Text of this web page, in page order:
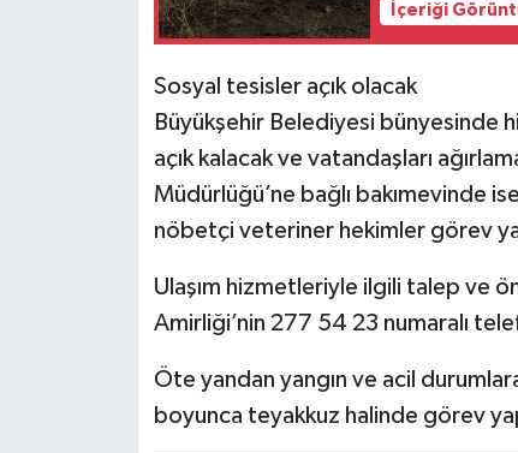
İçeriği
Sosyal tesisler açık olacak
Büyükşehir Belediyesi bünyesinde
açık kalacak ve vatandaşları
Müdürlüğü’ne bağlı bakımevinde
nöbetçi veteriner hekimler görev
Ulaşım hizmetleriyle ilgili talep ve
Amirliği’nin 277 54 23 numaralı
Öte yandan yangın ve acil
boyunca teyakkuz halinde görev